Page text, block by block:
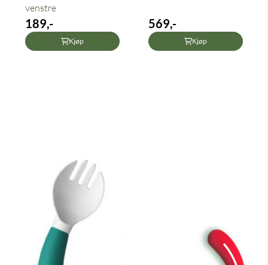
venstre
189,-
Kjøp
569,-
Kjøp